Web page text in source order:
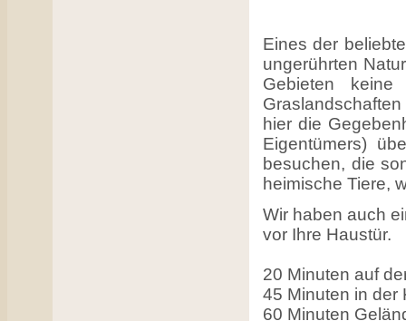
Eines der
ungerührten
Gebieten
hier die
Eigentümers)
besuchen, die
heimische Tiere,
Wir haben auch
vor Ihre Haustür.
20 Minuten auf
45 Minuten in der
60 Minuten